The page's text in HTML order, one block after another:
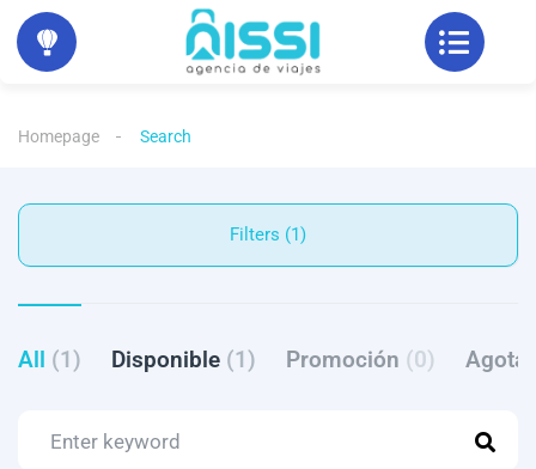
Homepage Search
Filters (1)
All (1) Disponible (1) Promoción (0)